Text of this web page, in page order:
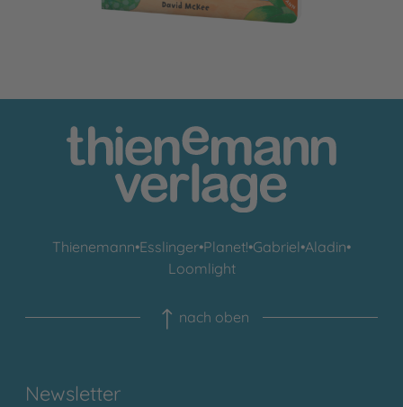
Thienemann•Esslinger•Planet!•Gabriel•Aladin•
Loomlight
nach oben
Newsletter